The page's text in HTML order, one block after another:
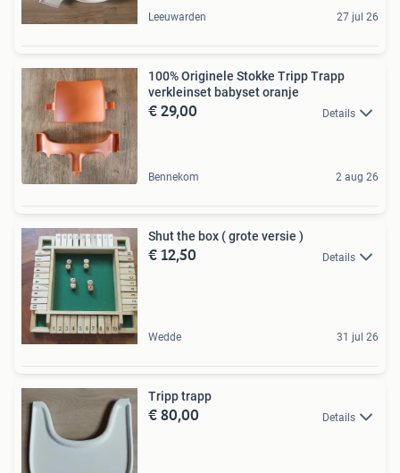
Leeuwarden 27 jul 26
100% Originele Stokke Tripp Trapp
verkleinset babyset oranje
€ 29,00 Details
Bennekom 2 aug 26
Shut the box ( grote versie )
€ 12,50 Details
Wedde 31 jul 26
Tripp trapp
€ 80,00 Details